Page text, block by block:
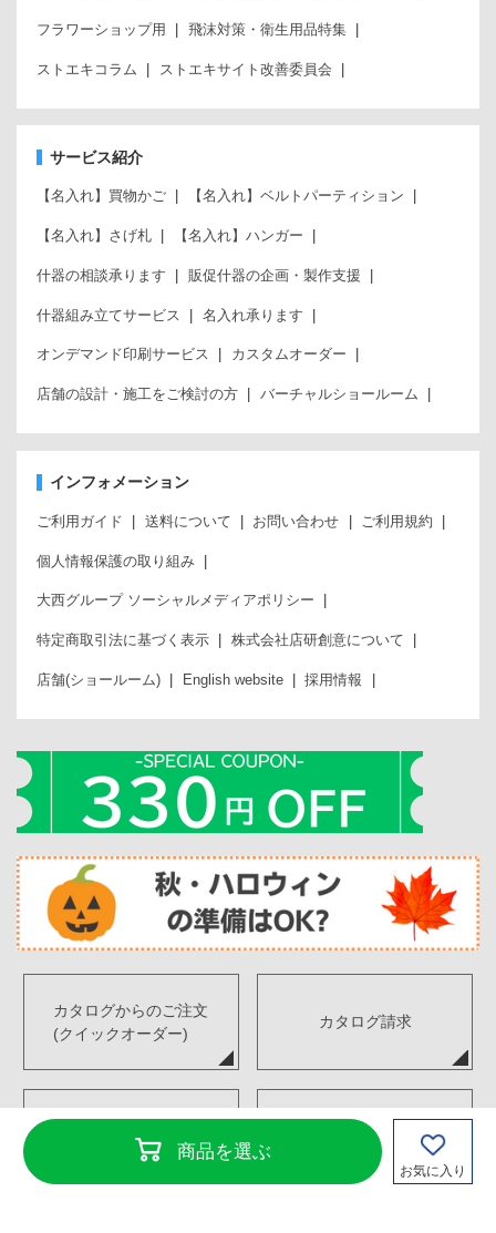
商品を選ぶ
お気に入り
フラワーショップ用 飛沫対策・衛生用品特集
ストエキコラム ストエキサイト改善委員会
サービス紹介
【名入れ】買物かご 【名入れ】ベルトパーティション
【名入れ】さげ札 【名入れ】ハンガー
什器の相談承ります 販促什器の企画・製作支援
什器組み立てサービス 名入れ承ります
オンデマンド印刷サービス カスタムオーダー
店舗の設計・施工をご検討の方 バーチャルショールーム
インフォメーション
ご利用ガイド 送料について お問い合わせ ご利用規約
個人情報保護の取り組み
大西グループ ソーシャルメディアポリシー
特定商取引法に基づく表示 株式会社店研創意について
店舗(ショールーム) English website 採用情報
カタログからのご注文
(クイックオーダー)
カタログ請求
デジタルカタログ FAX注文書ダウンロード